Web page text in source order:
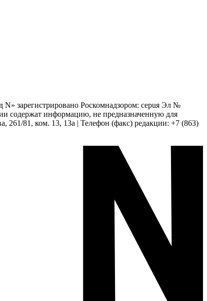
N» зарегистрировано Роскомнадзором: серuя Эл №
содержат информацию, не предназначенную для
261/81, ком. 13, 13а | Телефон (факс) редакции: +7 (863)